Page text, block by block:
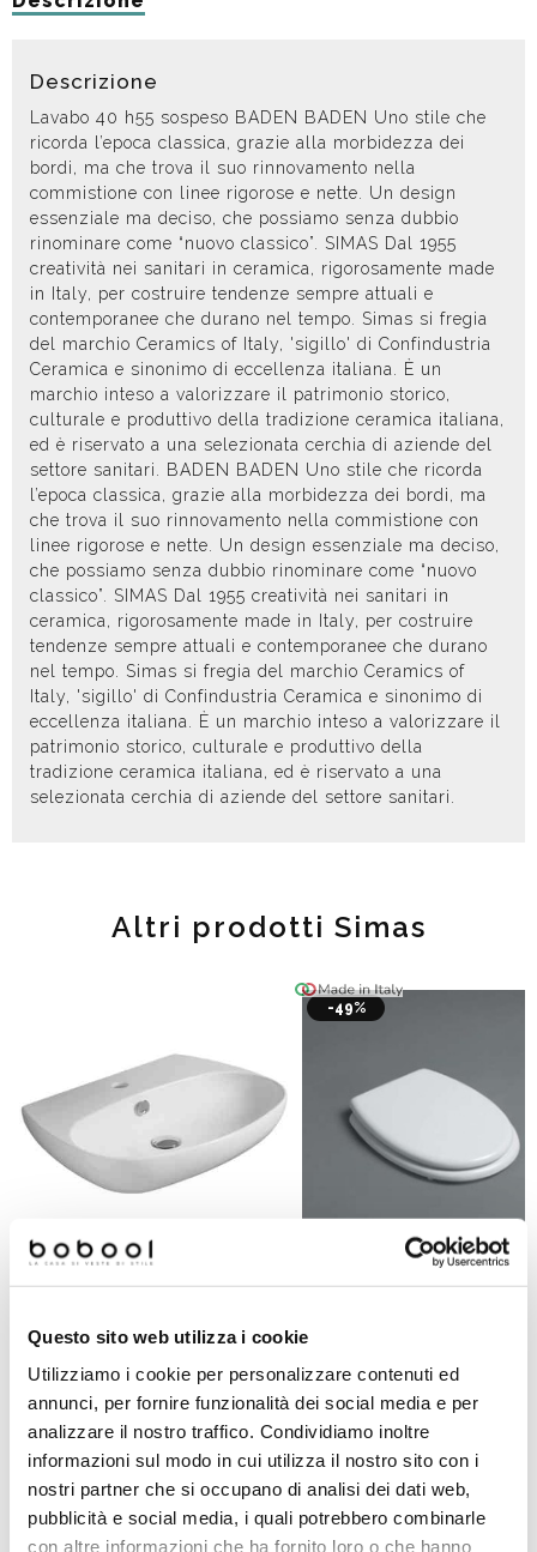
Questo sito web utilizza i cookie
Utilizziamo i cookie per personalizzare contenuti ed
annunci, per fornire funzionalità dei social media e per
analizzare il nostro traffico. Condividiamo inoltre
informazioni sul modo in cui utilizza il nostro sito con i
nostri partner che si occupano di analisi dei dati web,
pubblicità e social media, i quali potrebbero combinarle
con altre informazioni che ha fornito loro o che hanno
Descrizione
Lavabo 40 h55 sospeso BADEN BADEN Uno stile che
ricorda l’epoca classica, grazie alla morbidezza dei
bordi, ma che trova il suo rinnovamento nella
commistione con linee rigorose e nette. Un design
essenziale ma deciso, che possiamo senza dubbio
rinominare come “nuovo classico”. SIMAS Dal 1955
creatività nei sanitari in ceramica, rigorosamente made
in Italy, per costruire tendenze sempre attuali e
contemporanee che durano nel tempo. Simas si fregia
del marchio Ceramics of Italy, 'sigillo' di Confindustria
Ceramica e sinonimo di eccellenza italiana. È un
marchio inteso a valorizzare il patrimonio storico,
culturale e produttivo della tradizione ceramica italiana,
ed è riservato a una selezionata cerchia di aziende del
settore sanitari. BADEN BADEN Uno stile che ricorda
l’epoca classica, grazie alla morbidezza dei bordi, ma
che trova il suo rinnovamento nella commistione con
linee rigorose e nette. Un design essenziale ma deciso,
che possiamo senza dubbio rinominare come “nuovo
classico”. SIMAS Dal 1955 creatività nei sanitari in
ceramica, rigorosamente made in Italy, per costruire
tendenze sempre attuali e contemporanee che durano
nel tempo. Simas si fregia del marchio Ceramics of
Italy, 'sigillo' di Confindustria Ceramica e sinonimo di
eccellenza italiana. È un marchio inteso a valorizzare il
patrimonio storico, culturale e produttivo della
tradizione ceramica italiana, ed è riservato a una
selezionata cerchia di aziende del settore sanitari.
Altri prodotti Simas
bianco lucido 60 cm - Vignoni,
Simas
€ 483,12 € 219,00
-49%
€ 186,66 € 94,90
Prodotti simili